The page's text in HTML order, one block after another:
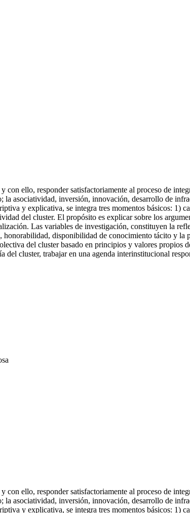
con ello, responder satisfactoriamente al proceso de
la asociatividad, inversión, innovación, desarrollo de
y explicativa, se integra tres momentos básicos: 1)
del cluster. El propósito es explicar sobre los
Las variables de investigación, constituyen la
disponibilidad de conocimiento tácito y la
del cluster basado en principios y valores propios
cluster, trabajar en una agenda interinstitucional
con ello, responder satisfactoriamente al proceso de
la asociatividad, inversión, innovación, desarrollo de
y explicativa, se integra tres momentos básicos: 1)